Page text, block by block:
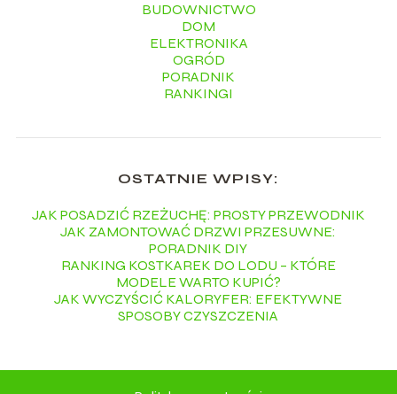
BUDOWNICTWO
DOM
ELEKTRONIKA
OGRÓD
PORADNIK
RANKINGI
OSTATNIE WPISY:
JAK POSADZIĆ RZEŻUCHĘ: PROSTY PRZEWODNIK
JAK ZAMONTOWAĆ DRZWI PRZESUWNE:
PORADNIK DIY
RANKING KOSTKAREK DO LODU – KTÓRE
MODELE WARTO KUPIĆ?
JAK WYCZYŚCIĆ KALORYFER: EFEKTYWNE
SPOSOBY CZYSZCZENIA